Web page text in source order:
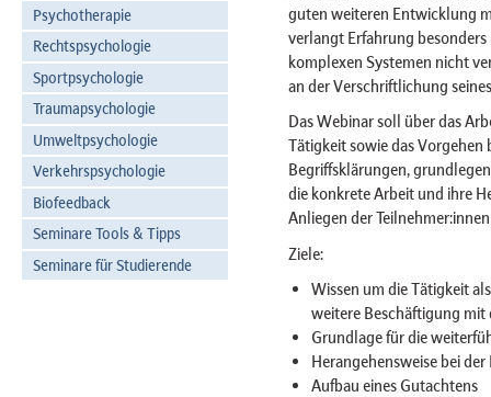
Psychotherapie
Rechtspsychologie
Sportpsychologie
Traumapsychologie
Umweltpsychologie
Verkehrspsychologie
Biofeedback
Seminare Tools & Tipps
Seminare für Studierende
guten weiteren Entwicklung
verlangt Erfahrung
komplexen Systemen nicht
an der Verschriftlichung
Das Webinar soll über das
Tätigkeit sowie das
Begriffsklärungen,
die konkrete Arbeit und ihre
Anliegen der
Ziele:
Wissen um die Tätigkeit
weitere Beschäftigung mit
Grundlage für die
Herangehensweise bei
Aufbau eines Gutachtens